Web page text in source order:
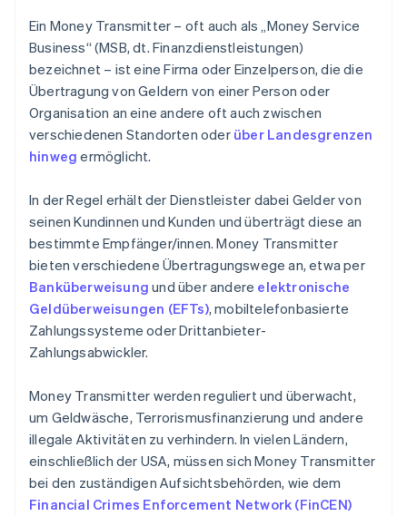
Ein Money Transmitter – oft auch als „Money Service
Business“ (MSB, dt. Finanzdienstleistungen)
bezeichnet – ist eine Firma oder Einzelperson, die die
Übertragung von Geldern von einer Person oder
Organisation an eine andere oft auch zwischen
verschiedenen Standorten oder über Landesgrenzen
hinweg ermöglicht.
In der Regel erhält der Dienstleister dabei Gelder von
seinen Kundinnen und Kunden und überträgt diese an
bestimmte Empfänger/innen. Money Transmitter
bieten verschiedene Übertragungswege an, etwa per
Banküberweisung und über andere elektronische
Geldüberweisungen (EFTs), mobiltelefonbasierte
Zahlungssysteme oder Drittanbieter-
Zahlungsabwickler.
Money Transmitter werden reguliert und überwacht,
um Geldwäsche, Terrorismusfinanzierung und andere
illegale Aktivitäten zu verhindern. In vielen Ländern,
einschließlich der USA, müssen sich Money Transmitter
bei den zuständigen Aufsichtsbehörden, wie dem
Financial Crimes Enforcement Network (FinCEN)